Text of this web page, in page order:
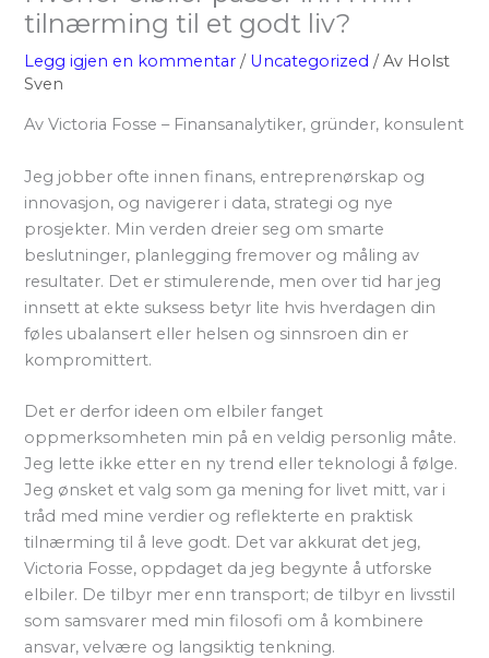
tilnærming til et godt liv?
Legg igjen en kommentar / Uncategorized / Av Holst
Sven
Av Victoria Fosse – Finansanalytiker, gründer, konsulent
Jeg jobber ofte innen finans, entreprenørskap og
innovasjon, og navigerer i data, strategi og nye
prosjekter. Min verden dreier seg om smarte
beslutninger, planlegging fremover og måling av
resultater. Det er stimulerende, men over tid har jeg
innsett at ekte suksess betyr lite hvis hverdagen din
føles ubalansert eller helsen og sinnsroen din er
kompromittert.
Det er derfor ideen om elbiler fanget
oppmerksomheten min på en veldig personlig måte.
Jeg lette ikke etter en ny trend eller teknologi å følge.
Jeg ønsket et valg som ga mening for livet mitt, var i
tråd med mine verdier og reflekterte en praktisk
tilnærming til å leve godt. Det var akkurat det jeg,
Victoria Fosse, oppdaget da jeg begynte å utforske
elbiler. De tilbyr mer enn transport; de tilbyr en livsstil
som samsvarer med min filosofi om å kombinere
ansvar, velvære og langsiktig tenkning.